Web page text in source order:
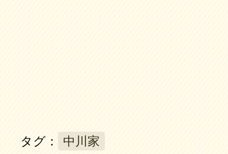
タグ： 中川家